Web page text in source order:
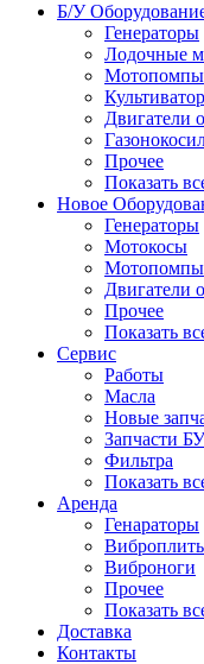
Б/У
Генераторы
Лодочные
Мотопомпы
Двигатели
Прочее
Показать
Новое
Генераторы
Мотокосы
Мотопомпы
Двигатели
Прочее
Показать
Сервис
Работы
Масла
Новые
Запчасти БУ
Фильтра
Показать
Аренда
Генараторы
Виброноги
Прочее
Показать
Доставка
Контакты